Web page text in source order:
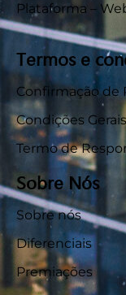
Plataforma –
Termos e
Confirmação de
Condições Gerais
Termo de
Sobre Nós
Sobre nós
Diferenciais
Premiações